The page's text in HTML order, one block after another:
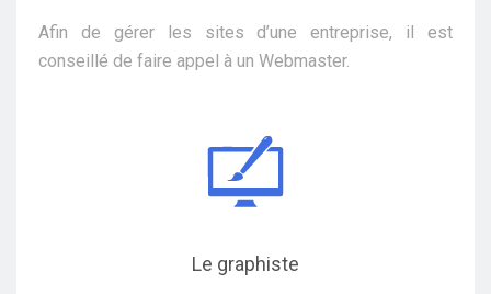
Afin de gérer les sites d’une entreprise, il est
conseillé de faire appel à un Webmaster.
Le graphiste